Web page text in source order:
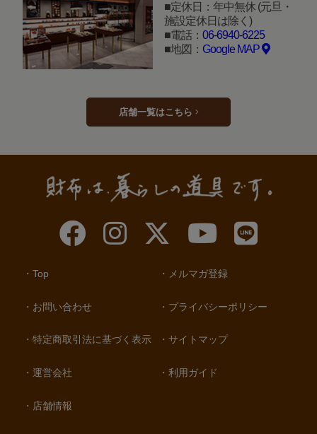
定休日：年中無休 (元旦・
施設定休日は除く)
電話： 06-6940-6225
地図： Google MAP
店舗一覧はこちら
Top
お問い合わせ
特定商取引法に基づく表示
運営会社
店舗情報
メルマガ登録
プライバシーポリシー
サイトマップ
利用ガイド